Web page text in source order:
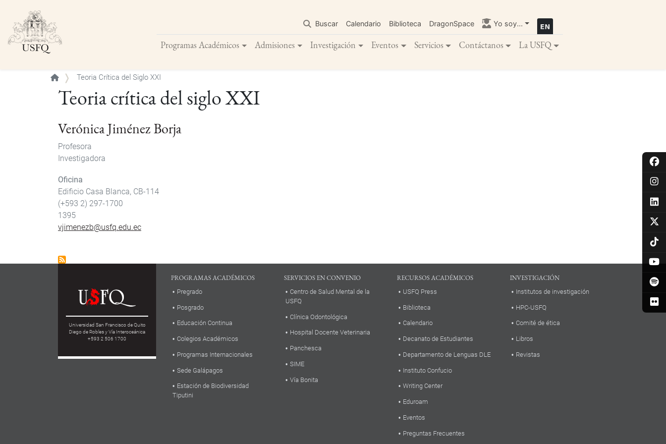
contenido
principal
Buscar Calendario Biblioteca DragonSpace Yo soy...
Programas Académicos Admisiones Investigación Eventos Servicios Contáctanos La USFQ
Buscar
Teoria Crítica del Siglo XXI
Teoria crítica del siglo XXI
Verónica Jiménez Borja
Profesora
Investigadora
Oficina
Edificio Casa Blanca, CB-114
(+593 2) 297-1700
1395
vjimenezb@usfq.edu.ec
Universidad San Francisco de Quito
Diego de Robles y Vía Interoceánica
+593 2 506 1700
PROGRAMAS ACADÉMICOS
Pregrado
Posgrado
Educación Continua
Colegios Académicos
Programas Internacionales
Sede Galápagos
Estación de Biodiversidad
Tiputini
SERVICIOS EN CONVENIO
Centro de Salud Mental de la
USFQ
Clínica Odontológica
Hospital Docente Veterinaria
Panchesca
SIME
Vía Bonita
RECURSOS ACADÉMICOS
USFQ Press
Biblioteca
Calendario
Decanato de Estudiantes
Departamento de Lenguas DLE
Instituto Confucio
Writing Center
Eduroam
Eventos
Preguntas Frecuentes
INVESTIGACIÓN
Institutos de investigación
HPC-USFQ
Comité de ética
Libros
Revistas